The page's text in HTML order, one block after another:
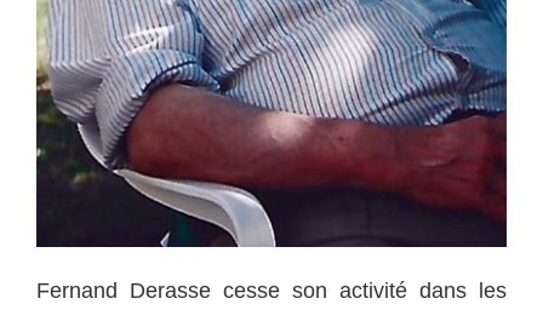
Fernand Derasse cesse son activité dans les